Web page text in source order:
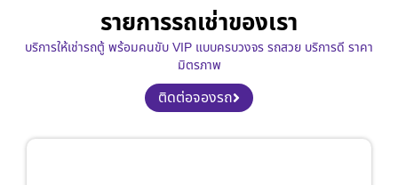
รายการรถเช่าของเรา
บริการให้เช่ารถตู้ พร้อมคนขับ VIP แบบครบวงจร รถสวย บริการดี ราคา
มิตรภาพ
ติดต่อจองรถ